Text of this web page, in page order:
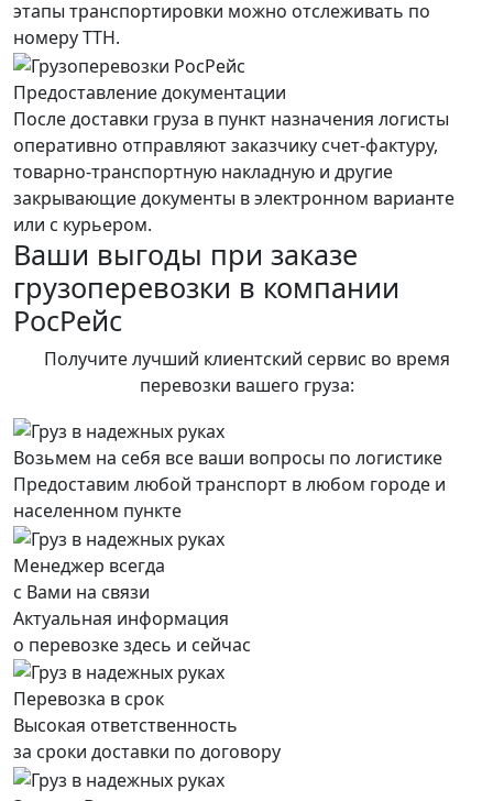
этапы транспортировки можно отслеживать по
номеру ТТН.
Предоставление документации
После доставки груза в пункт назначения логисты
оперативно отправляют заказчику счет-фактуру,
товарно-транспортную накладную и другие
закрывающие документы в электронном варианте
или с курьером.
Ваши выгоды при заказе
грузоперевозки в компании
РосРейс
Получите лучший клиентский сервис во время
перевозки вашего груза:
Возьмем на себя все ваши вопросы по логистике
Предоставим любой транспорт в любом городе и
населенном пункте
Менеджер всегда
с Вами на связи
Актуальная информация
о перевозке здесь и сейчас
Перевозка в срок
Высокая ответственность
за сроки доставки по договору